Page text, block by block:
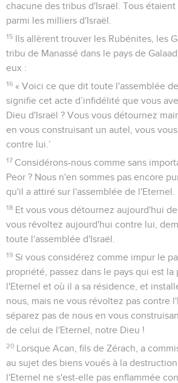
chacune des tribus d'Israël. Tous
parmi les milliers d'Israël.
15 Ils allèrent trouver les Rubénites, les
tribu de Manassé dans le pays de
eux :
16 « Voici ce que dit toute l'assemblée
signifie cet acte d’infidélité que vous
Dieu d'Israël ? Vous vous détournez
en vous construisant un autel, vous
contre lui.’
17 Considérons-nous comme sans
Peor ? Nous n'en sommes pas encore
qu'il a attiré sur l'assemblée de l'Eternel.
18 Et vous vous détournez aujourd'hui
vous révoltez aujourd'hui contre lui,
toute l'assemblée d'Israël.
19 Si vous considérez comme impur le
propriété, passez dans le pays qui est la
l'Eternel et où il a sa résidence, et
nous, mais ne vous révoltez pas contre
séparez pas de nous en vous
de celui de l'Eternel, notre Dieu !
20 Lorsque Acan, fils de Zérach, a
au sujet des biens voués à la
l'Eternel ne s'est-elle pas enflammée